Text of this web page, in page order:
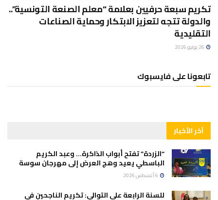
تكريم سبعة حرفيين بعلامة “معلم الصنعة التونسية”..
والدولة تتجه لتعزيز الابتكار وحماية الصناعات
التقليدية
تابعونا على فايسبوك
آخر الأخبار
“الزردة” تفتح أبواب الذاكرة… وعبد الكريم
الباسطي يعيد وهج العرض إلى مهرجان سوسة
للسنة الرابعة على التوالي: تكريم الناجحين في